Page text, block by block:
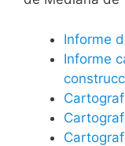
Informe
Informe